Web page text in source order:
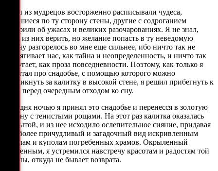
Одни из мудрецов восторженно расписывали чудеса,
таившиеся по ту сторону стены, другие с содроганием
говорили об ужасах и великих разочарованиях. Я не знал,
кому из них верить, но желание попасть в ту неведомую
страну разгорелось во мне еще сильнее, ибо ничто так не
притягивает нас, как тайна и неопределенность, и ничто так
не пугает, как проза повседневности. Поэтому, как только я
вычитал про снадобье, с помощью которого можно
проникнуть за калитку в высокой стене, я решил прибегнуть к
нему перед очередным отходом ко сну.
Сегодня ночью я принял это снадобье и перенесся в золотую
долину с тенистыми рощами. На этот раз калитка оказалась
открытой, и из нее исходило ослепительное сияние, придавая
еще более причудливый и загадочный вид искривленным
стволам и куполам погребенных храмов. Окрыленный
увиденным, я устремился навстречу красотам и радостям той
страны, откуда не бывает возврата.